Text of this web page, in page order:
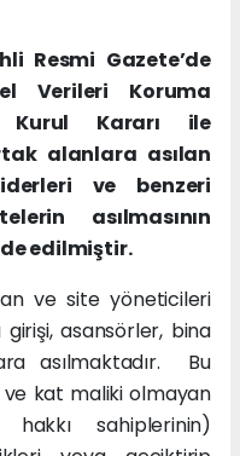
Resmi Gazete’de
Verileri Koruma
Kurul Kararı ile
alanlara asılan
ve benzeri
asılmasının
edilmiştir.
ve site yöneticileri
asansörler, bina
asılmaktadır. Bu
kat maliki olmayan
sahiplerinin)